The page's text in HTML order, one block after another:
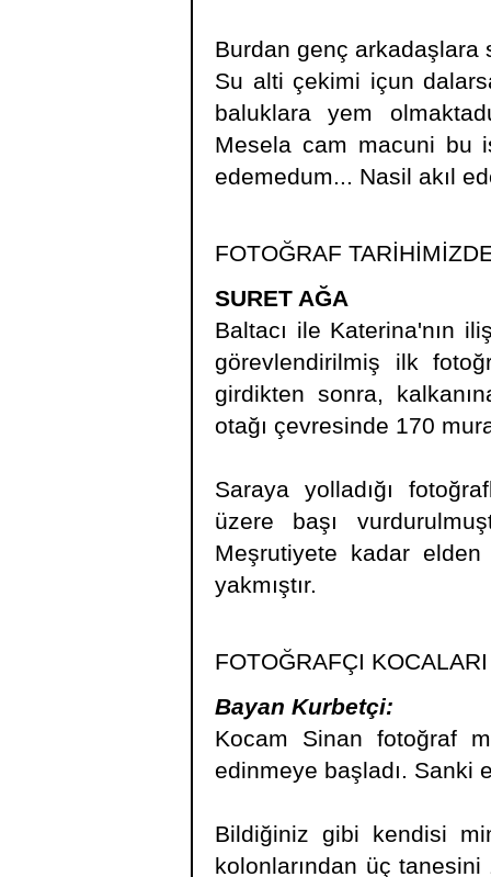
Burdan genç arkadaşlara
Su alti çekimi içun
baluklara yem
Mesela cam macuni bu
edemedum... Nasil akıl
FOTOĞRAF
SURET AĞA
Baltacı ile Katerina'nın
görevlendirilmiş ilk
girdikten sonra,
otağı çevresinde 170
Saraya yolladığı
üzere başı
Meşrutiyete kadar
yakmıştır.
FOTOĞRAFÇI
Bayan Kurbetçi:
Kocam Sinan fotoğraf
edinmeye başladı. Sanki
Bildiğiniz gibi kendisi
kolonlarından üç tanesini